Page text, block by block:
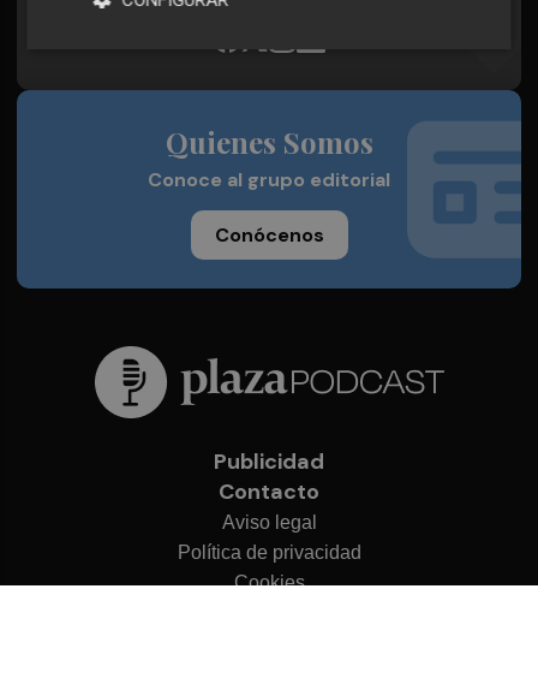
Quienes Somos
Conoce al grupo editorial
Conócenos
Publicidad
Contacto
Aviso legal
Política de privacidad
Cookies